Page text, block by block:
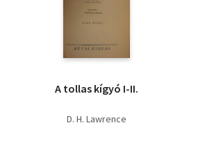
A tollas kígyó I-II.
D. H. Lawrence